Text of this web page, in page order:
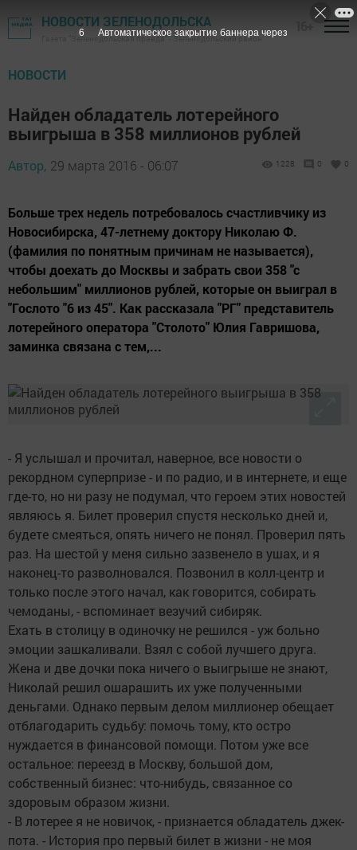
НОВОСТИ ЗЕЛЕНОДОЛЬСКА
Газета "Зеленодольская правда" - Зеленодольский район
НОВОСТИ
Найден обладатель лотерейного
выигрыша в 358 миллионов рублей
Автор, 29 марта 2016 - 06:07 1228 0 0
Больше трех недель потребовалось счастливчику из
Новосибирска, 47-летнему доктору Николаю Ф.
(фамилия по понятным причинам не называется),
чтобы доехать до Москвы и забрать свои 358 "с
небольшим" миллионов рублей, которые он выиграл в
"Гослото "6 из 45". Как рассказала "РГ" представитель
лотерейного оператора "Столото" Юлия Гавришова,
заминка связана с тем,...
- Я услышал и прочитал, наверное, все новости о
рекордном суперпризе - и по радио, и в интернете, и еще
где-то, но ни разу не подумал, что героем этих новостей
являюсь я. Билет проверил спустя несколько дней и,
будете смеяться, опять ничего не понял. Проверил пять
раз. На шестой у меня сильно зазвенело в ушах, и я
наконец-то разволновался. Позвонил в колл-центр и
только после этого начал, как говорится, собирать
чемоданы, - вспоминает везучий сибиряк.
Ехать в столицу в одиночку не решился - уж больно
эмоции зашкаливали. Взял с собой лучшего друга.
Жена и две дочки пока ничего о выигрыше не знают,
Николай решил ошарашить их уже полученными
деньгами. Однако первым делом миллионер обещает
отблагодарить судьбу: помочь тому, кто остро
нуждается в финансовой помощи. Потом уже все
остальное: переезд в Москву, большой дом,
собственный бизнес: что-нибудь, связанное со
здоровым образом жизни.
- В лотерее я не новичок, - признается обладатель джек-
пота. - История про первый билет в жизни - не моя
5 Автоматическое закрытие баннера через